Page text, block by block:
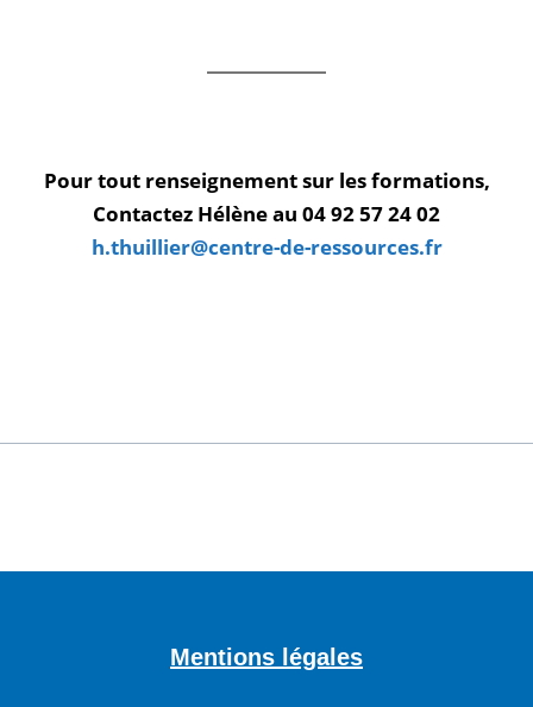
Pour tout renseignement sur les formations,
Contactez Hélène au 04 92 57 24 02
h.thuillier@centre-de-ressources.fr
Mentions légales